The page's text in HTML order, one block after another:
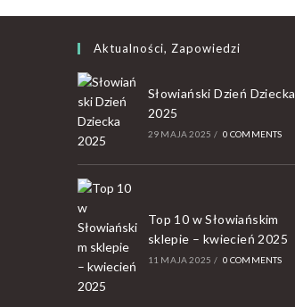
Aktualności, Zapowiedzi
Słowiański Dzień Dziecka
2025
29 MAJA 2025 / 0 COMMENTS
Top 10 w Słowiańskim
sklepie – kwiecień 2025
11 MAJA 2025 / 0 COMMENTS